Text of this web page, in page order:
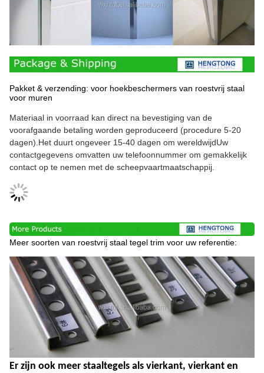
Pakket & verzending: voor hoekbeschermers van roestvrij staal
voor muren
Materiaal in voorraad kan direct na bevestiging van de
voorafgaande betaling worden geproduceerd (procedure 5-20
dagen).Het duurt ongeveer 15-40 dagen om wereldwijdUw
contactgegevens omvatten uw telefoonnummer om gemakkelijk
contact op te nemen met de scheepvaartmaatschappij.
Meer soorten van roestvrij staal tegel trim voor uw referentie:
Er zijn ook meer staaltegels als vierkant, vierkant en